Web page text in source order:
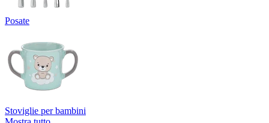
Posate
Stoviglie per bambini